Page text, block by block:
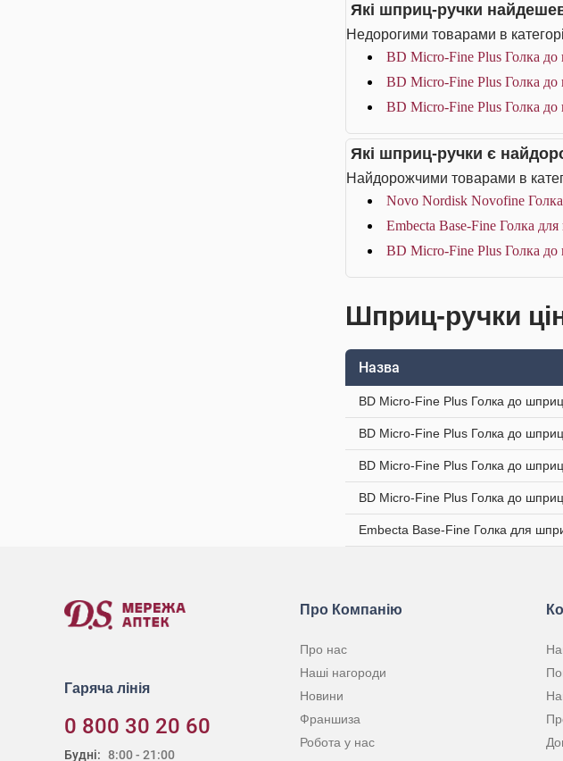
Які шприц-ручки
Недорогими товарами в
BD Micro-Fine Plus Голка
BD Micro-Fine Plus Голка
BD Micro-Fine Plus Голка
Які шприц-ручки є
Найдорожчими товарами в
Novo Nordisk Novofine
Embecta Base-Fine Голка
BD Micro-Fine Plus Голка
Шприц-ручки
Назва
BD Micro-Fine Plus Голка до
BD Micro-Fine Plus Голка до
BD Micro-Fine Plus Голка до
BD Micro-Fine Plus Голка до
Embecta Base-Fine Голка для
Гаряча лінія
0 800 30 20 60
Будні: 8:00 - 21:00
Про Компанію
Про нас
Наші нагороди
Новини
Франшиза
Робота у нас